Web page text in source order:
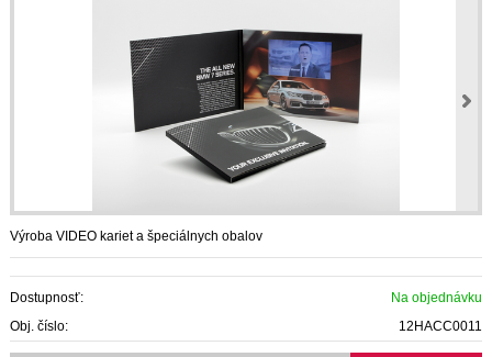
Výroba VIDEO kariet a špeciálnych obalov
Dostupnosť:
Na objednávku
Obj. číslo:
12HACC0011